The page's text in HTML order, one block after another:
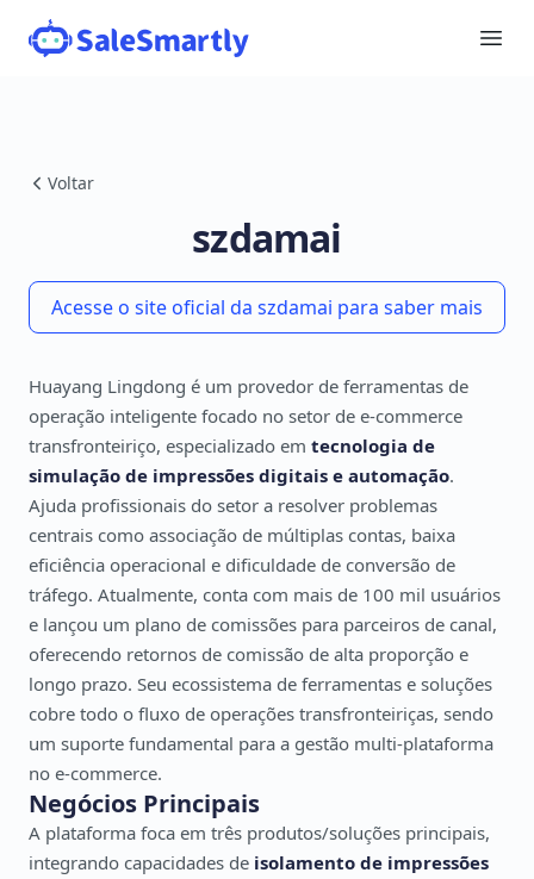
Voltar
szdamai
Acesse o site oficial da szdamai para saber mais
Huayang Lingdong é um provedor de ferramentas de
operação inteligente focado no setor de e-commerce
transfronteiriço, especializado em tecnologia de
simulação de impressões digitais e automação.
Ajuda profissionais do setor a resolver problemas
centrais como associação de múltiplas contas, baixa
eficiência operacional e dificuldade de conversão de
tráfego. Atualmente, conta com mais de 100 mil usuários
e lançou um plano de comissões para parceiros de canal,
oferecendo retornos de comissão de alta proporção e
longo prazo. Seu ecossistema de ferramentas e soluções
cobre todo o fluxo de operações transfronteiriças, sendo
um suporte fundamental para a gestão multi-plataforma
no e-commerce.
Negócios Principais
A plataforma foca em três produtos/soluções principais,
integrando capacidades de isolamento de impressões